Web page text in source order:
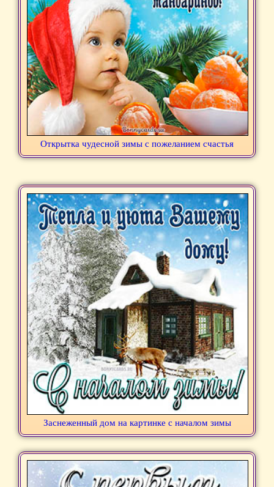
Открытка чудесной зимы с пожеланием счастья
Заснеженный дом на картинке с началом зимы